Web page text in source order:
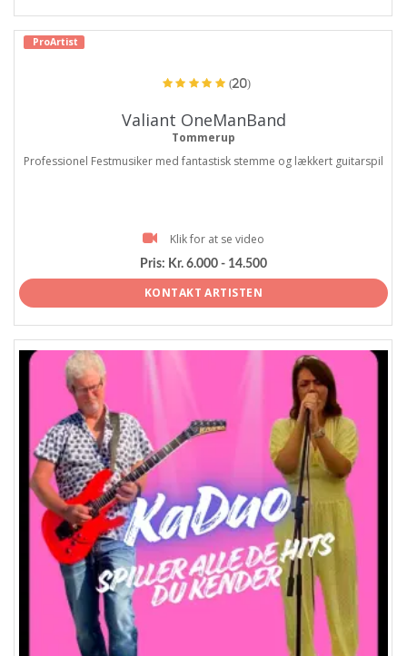
ProArtist
(20)
Valiant OneManBand
Tommerup
Professionel Festmusiker med fantastisk stemme og lækkert guitarspil
Klik for at se video
Pris: Kr. 6.000 - 14.500
KONTAKT ARTISTEN